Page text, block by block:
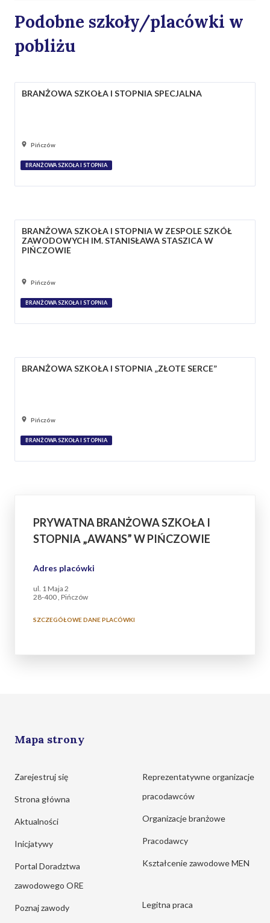
Podobne szkoły/placówki w
pobliżu
BRANŻOWA SZKOŁA I STOPNIA SPECJALNA
Pińczów
BRANŻOWA SZKOŁA I STOPNIA
BRANŻOWA SZKOŁA I STOPNIA W ZESPOLE SZKÓŁ
ZAWODOWYCH IM. STANISŁAWA STASZICA W
PIŃCZOWIE
Pińczów
BRANŻOWA SZKOŁA I STOPNIA
BRANŻOWA SZKOŁA I STOPNIA „ZŁOTE SERCE”
Pińczów
BRANŻOWA SZKOŁA I STOPNIA
PRYWATNA BRANŻOWA SZKOŁA I
STOPNIA „AWANS” W PIŃCZOWIE
Adres placówki
ul. 1 Maja 2
28-400 , Pińczów
SZCZEGÓŁOWE DANE PLACÓWKI
Mapa strony
Zarejestruj się
Strona główna
Aktualności
Inicjatywy
Portal Doradztwa
zawodowego ORE
Poznaj zawody
Reprezentatywne organizacje
pracodawców
Organizacje branżowe
Pracodawcy
Kształcenie zawodowe MEN
Legitna praca